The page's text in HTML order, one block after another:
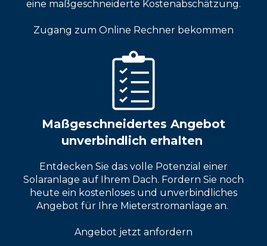
eine maßgeschneiderte Kostenabschätzung.
Zugang zum Online Rechner bekommen
Maßgeschneidertes Angebot
unverbindlich erhalten
Entdecken Sie das volle Potenzial einer
Solaranlage auf Ihrem Dach. Fordern Sie noch
heute ein kostenloses und unverbindliches
Angebot für Ihre Mieterstromanlage an.
Angebot jetzt anfordern